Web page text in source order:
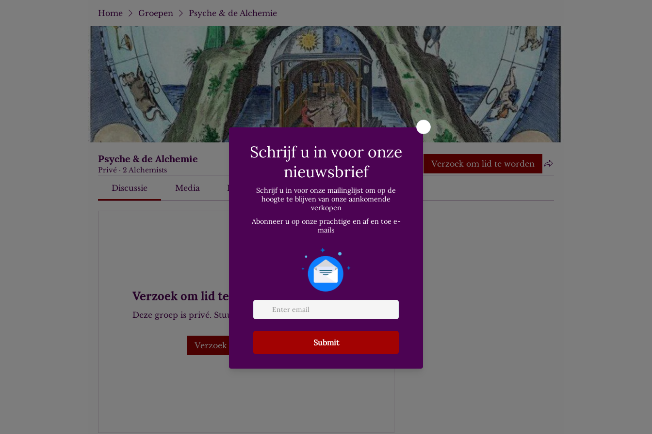
Home Groepen Psyche & de Alchemie
Psyche & de Alchemie
Privé · 2 Alchemists
Verzoek om lid te worden
Discussie Media Bestanden Over
Verzoek om lid te worden van deze groep
Deze groep is privé. Stuur een verzoek om lid te worden.
Verzoek om lid te worden